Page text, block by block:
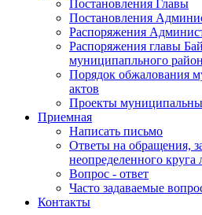
Постановления Главы
Постановления
Распоряжения
Распоряжения главы
муниципапльного
Порядок обжалования
актов
Проекты
Приемная
Написать письмо
Ответы на обращения,
неопределенного круга
Вопрос - ответ
Часто задаваемые
Контакты